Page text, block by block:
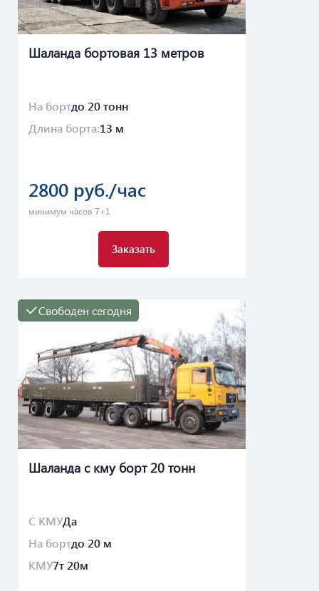
Шаланда бортовая 13 метров
На бортдо 20 тонн
Длина борта:13 м
2800 руб./час
минимум часов 7+1
Заказать
Свободен сегодня
Шаланда с кму борт 20 тонн
С КМУДа
На бортдо 20 м
КМУ7т 20м